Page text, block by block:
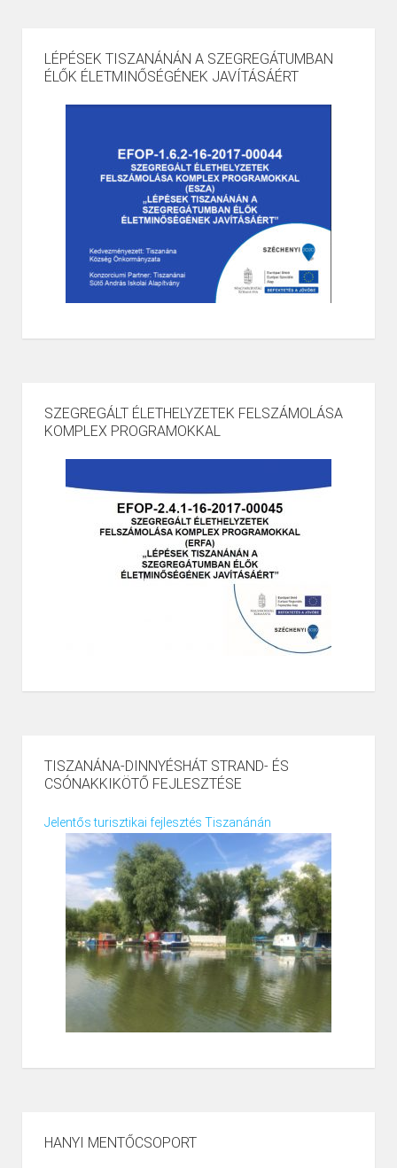
LÉPÉSEK TISZANÁNÁN A SZEGREGÁTUMBAN
ÉLŐK ÉLETMINŐSÉGÉNEK JAVÍTÁSÁÉRT
SZEGREGÁLT ÉLETHELYZETEK FELSZÁMOLÁSA
KOMPLEX PROGRAMOKKAL
TISZANÁNA-DINNYÉSHÁT STRAND- ÉS
CSÓNAKKIKÖTŐ FEJLESZTÉSE
Jelentős turisztikai fejlesztés Tiszanánán
HANYI MENTŐCSOPORT